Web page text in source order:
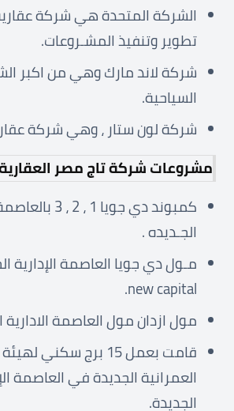
الشركة المتحدة هي شركة
تطوير وتنفيذ المشـروعات.
شركة لاند مارك وهي من اكبر
السياحية.
شركة لون ستار ، وهي شركة
مشروعات شركة تاج مصر
كمبوند دي جويا 1 ،
الجـديده .
new capital.
مول ازدان مول العاصمة الادارية
قامت بعمل 15 برج سكني
العمرانية الجديدة في العاصمة
الجديدة.